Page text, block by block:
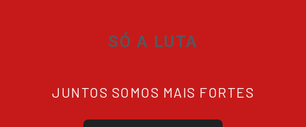
SÓ A LUTA
JUNTOS SOMOS MAIS FORTES